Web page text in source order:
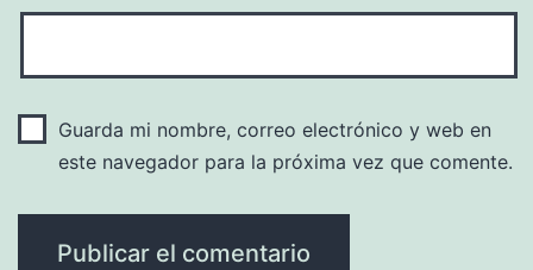
Guarda mi nombre, correo electrónico y web en
este navegador para la próxima vez que comente.